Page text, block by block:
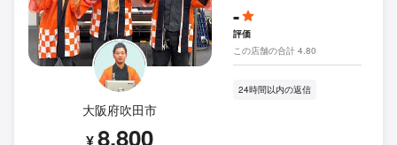
大阪府吹田市
¥8,800
-
評価
この店舗の合計 4.80
24時間以内の返信